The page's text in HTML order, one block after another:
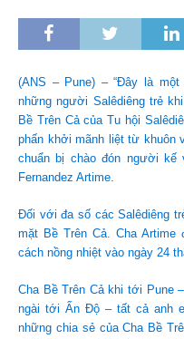
(ANS – Pune) – “Đây là một
những người Salêdiêng trẻ
Bề Trên Cả của Tu hội
phấn khởi mãnh liệt từ khuôn
chuẩn bị chào đón người kế
Fernandez Artime.
Đối với đa số các Salêdiêng
mặt Bề Trên Cả. Cha Artime
cách nồng nhiệt vào ngày 24
Cha Bề Trên Cả khi tới Pune
ngài tới Ấn Độ – tất cả anh
những chia sẻ của Cha Bề